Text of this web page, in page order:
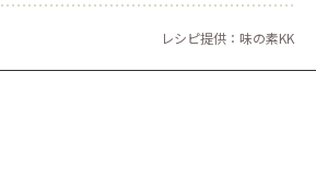
レシピ提供：味の素KK